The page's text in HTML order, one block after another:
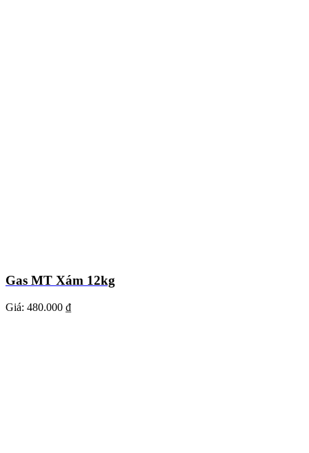
Gas MT Xám 12kg
Giá: 480.000 ₫